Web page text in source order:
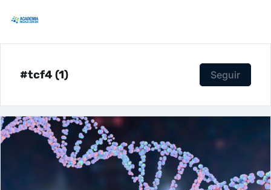
#tcf4 (1) Seguir